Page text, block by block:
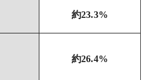
約23.3%
約26.4%